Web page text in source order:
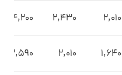
2,010
2,430
4,200
1,640
2,010
3,590